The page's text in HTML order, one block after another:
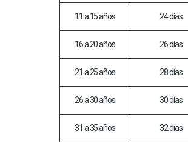
11 a 15 años 24 días
16 a 20 años 26 días
21 a 25 años 28 días
26 a 30 años 30 días
31 a 35 años 32 días